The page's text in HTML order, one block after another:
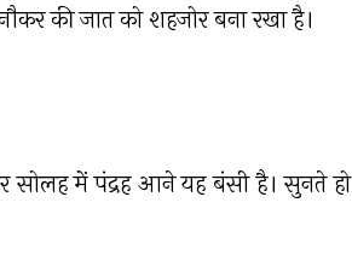
की जात को शहजोर बना रखा है।
सोलह में पंद्रह आने यह बंसी है। सुनते हो